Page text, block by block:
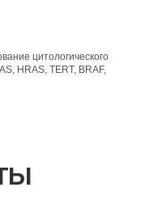
цитологического
HRAS, TERT, BRAF,